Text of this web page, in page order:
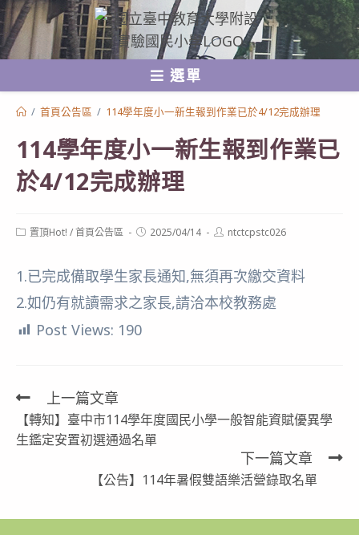
跳
轉
至
選單
/ 首頁公告區 / 114學年度小一新生報到作業已於4/12完成辦理
114學年度小一新生報到作業已
於4/12完成辦理
Post置頂Hot! /首頁公告區
Post2025/04/14
Postntctcpstc026
1.已完成備取學生家長通知,無須再次繳交資料
2.如仍有就讀需求之家長,請洽本校教務處
Post Views: 190
Read
more
上一篇文章
【轉知】臺中市114學年度國民小學一般智能資賦優異學
生鑑定安置初選通過名單
下一篇文章
【公告】114年暑假雙語樂活營錄取名單